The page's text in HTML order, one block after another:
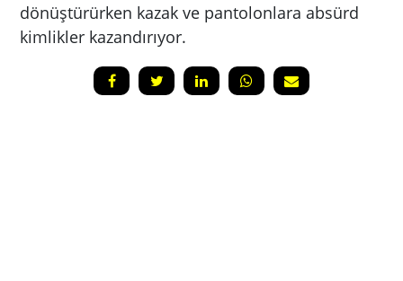
dönüştürürken kazak ve pantolonlara absürd
kimlikler kazandırıyor.